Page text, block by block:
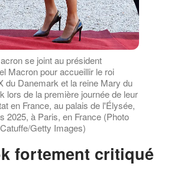
se joint au président
Macron pour accueillir le roi
du Danemark et la reine Mary du
lors de la première journée de leur
en France, au palais de l'Élysée,
2025, à Paris, en France (Photo
Getty Images)
fortement critiqué